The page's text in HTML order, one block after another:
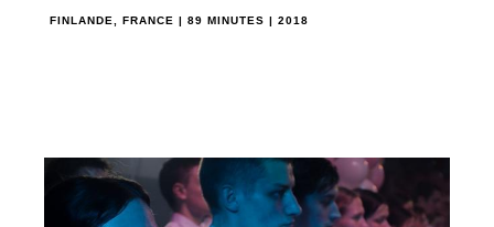
FINLANDE, FRANCE | 89 MINUTES | 2018